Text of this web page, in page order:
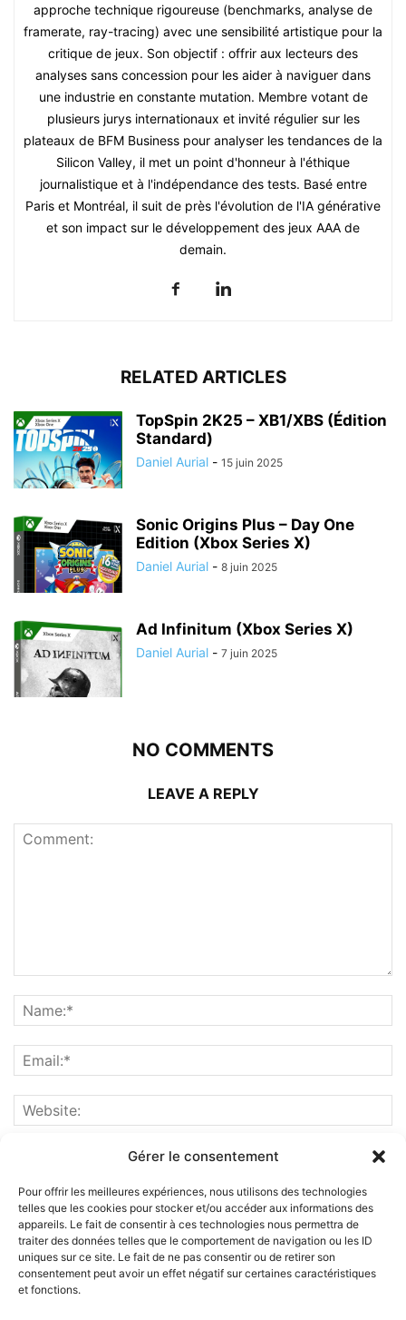
Gérer le consentement
Pour offrir les meilleures expériences, nous utilisons des technologies
telles que les cookies pour stocker et/ou accéder aux informations des
appareils. Le fait de consentir à ces technologies nous permettra de
traiter des données telles que le comportement de navigation ou les ID
uniques sur ce site. Le fait de ne pas consentir ou de retirer son
consentement peut avoir un effet négatif sur certaines caractéristiques
et fonctions.
approche technique rigoureuse (benchmarks, analyse de
framerate, ray-tracing) avec une sensibilité artistique pour la
critique de jeux. Son objectif : offrir aux lecteurs des
analyses sans concession pour les aider à naviguer dans
une industrie en constante mutation. Membre votant de
plusieurs jurys internationaux et invité régulier sur les
plateaux de BFM Business pour analyser les tendances de la
Silicon Valley, il met un point d'honneur à l'éthique
journalistique et à l'indépendance des tests. Basé entre
Paris et Montréal, il suit de près l'évolution de l'IA générative
et son impact sur le développement des jeux AAA de
demain.
RELATED ARTICLES
TopSpin 2K25 – XB1/XBS (Édition
Standard)
Daniel Aurial - 15 juin 2025
Sonic Origins Plus – Day One
Edition (Xbox Series X)
Daniel Aurial - 8 juin 2025
Ad Infinitum (Xbox Series X)
Daniel Aurial - 7 juin 2025
NO COMMENTS
LEAVE A REPLY